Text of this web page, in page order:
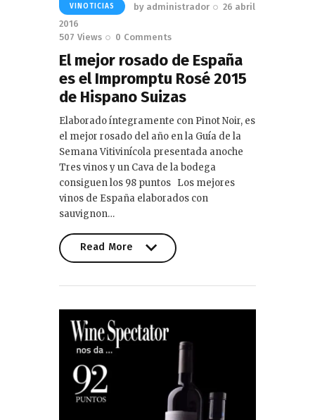
VINOTICIAS by administrador
26 abril
2016
507 Views 0 Comments
El mejor rosado de España
es el Impromptu Rosé 2015
de Hispano Suizas
Elaborado íntegramente con Pinot Noir, es
el mejor rosado del año en la Guía de la
Semana Vitivinícola presentada anoche
Tres vinos y un Cava de la bodega
consiguen los 98 puntos Los mejores
vinos de España elaborados con
sauvignon…
Read More